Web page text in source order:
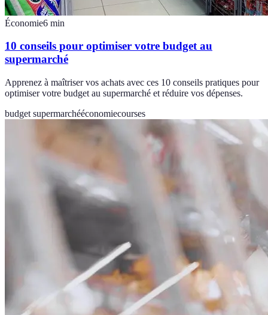
Économie6 min
10 conseils pour optimiser votre budget au
supermarché
Apprenez à maîtriser vos achats avec ces 10 conseils pratiques pour
optimiser votre budget au supermarché et réduire vos dépenses.
budget supermarchééconomiecourses